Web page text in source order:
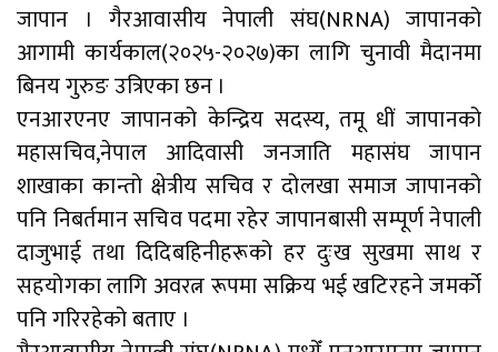
जापान । गैरआवासीय नेपाली संघ(NRNA) जापानको
आगामी कार्यकाल(२०२५-२०२७)का लागि चुनावी मैदानमा
बिनय गुरुङ उत्रिएका छन ।
एनआरएनए जापानको केन्द्रिय सदस्य, तमू धीं जापानको
महासचिव,नेपाल आदिवासी जनजाति महासंघ जापान
शाखाका कान्तो क्षेत्रीय सचिव र दोलखा समाज जापानको
पनि निबर्तमान सचिव पदमा रहेर जापानबासी सम्पूर्ण नेपाली
दाजुभाई तथा दिदिबहिनीहरूको हर दुःख सुखमा साथ र
सहयोगका लागि अवरत्न रूपमा सक्रिय भई खटिरहने जमर्को
पनि गरिरहेको बताए ।